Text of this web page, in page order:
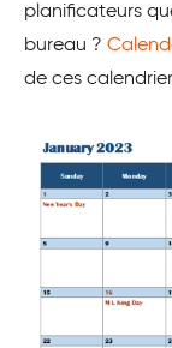
planificateurs
bureau ?
de ces